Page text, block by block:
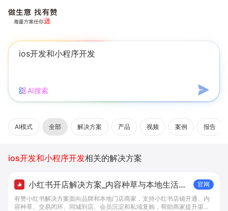
AI搜索
AI模式 全部 解决方案 产品 视频 案例 报告
ios开发和小程序开发相关的解决方案
小红书开店解决方案_内容种草与本地生活转
化工具 - 做生意, 找有赞
官网
有赞小红书解决方案面向品牌和本地门店商家，支持小红书店铺开通、内
容种草、交易闭环、同城到店、会员沉淀和私域复购，帮助商家提升渠道